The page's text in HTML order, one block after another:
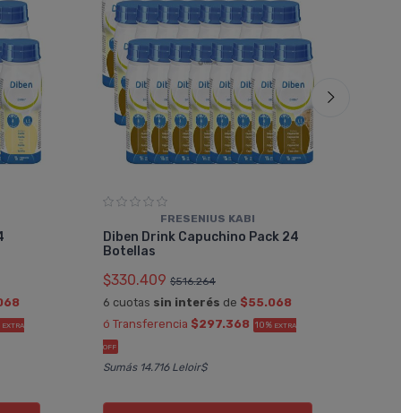
EXTRA
FRESENIUS KABI
Diben Drink Capuchino Pack 24
Botellas
$330.409 $516.264
6 cuotas sin interés de $55.068
ó Transferencia $297.368 10% EXTRA
OFF
Sumás 14.716 Leloir$